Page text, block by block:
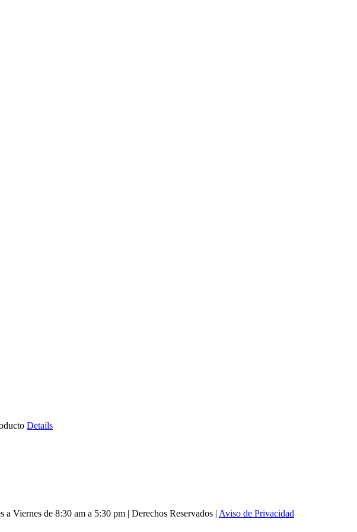
Details
Viernes de 8:30 am a 5:30 pm | Derechos Reservados | Aviso de Privacidad